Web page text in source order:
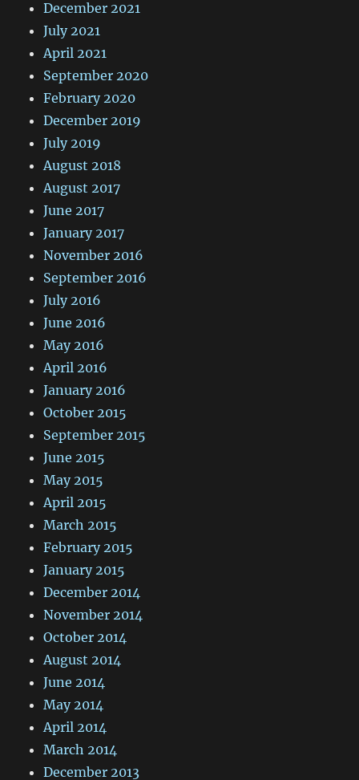
December 2021
July 2021
April 2021
September 2020
February 2020
December 2019
July 2019
August 2018
August 2017
June 2017
January 2017
November 2016
September 2016
July 2016
June 2016
May 2016
April 2016
January 2016
October 2015
September 2015
June 2015
May 2015
April 2015
March 2015
February 2015
January 2015
December 2014
November 2014
October 2014
August 2014
June 2014
May 2014
April 2014
March 2014
December 2013